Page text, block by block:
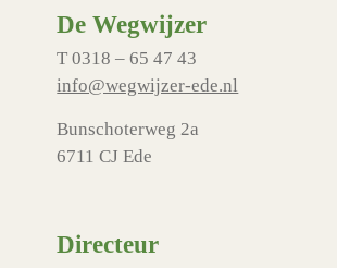
De Wegwijzer
T 0318 – 65 47 43
info@wegwijzer-ede.nl
Bunschoterweg 2a
6711 CJ Ede
Directeur